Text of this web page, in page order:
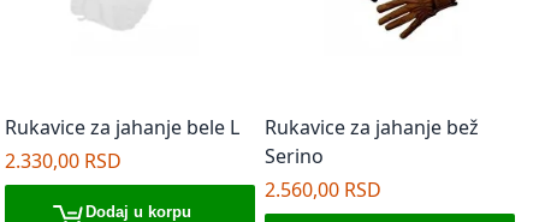
Rukavice za jahanje bele L
2.330,00 RSD
Dodaj u korpu
Rukavice za jahanje bež
Serino
2.560,00 RSD